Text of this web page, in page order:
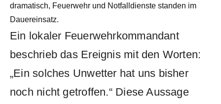
dramatisch, Feuerwehr und Notfalldienste standen im
Dauereinsatz.
Ein lokaler Feuerwehrkommandant
beschrieb das Ereignis mit den Worten:
„Ein solches Unwetter hat uns bisher
noch nicht getroffen.“ Diese Aussage